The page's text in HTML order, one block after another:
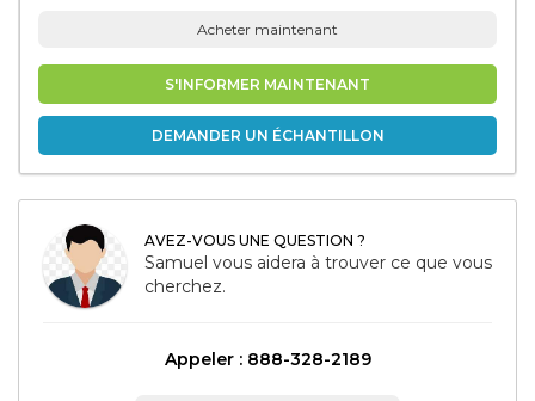
Acheter maintenant
S'INFORMER MAINTENANT
DEMANDER UN ÉCHANTILLON
AVEZ-VOUS UNE QUESTION ?
Samuel vous aidera à trouver ce que vous
cherchez.
Appeler : 888-328-2189